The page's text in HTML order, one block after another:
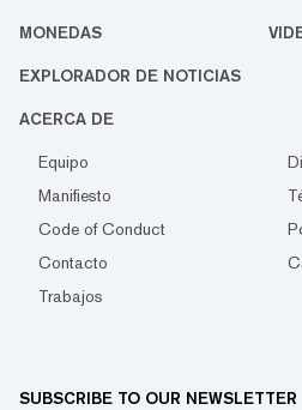
MONEDAS
EXPLORADOR DE NOTICIAS
ACERCA DE
Equipo
Manifiesto
Code of Conduct
Contacto
Trabajos
SUBSCRIBE TO OUR NEWSLETTER